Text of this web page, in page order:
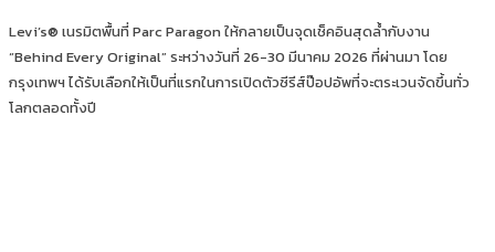
Levi’s® เนรมิตพื้นที่ Parc Paragon ให้กลายเป็นจุดเช็คอินสุดล้ำกับงาน
“Behind Every Original” ระหว่างวันที่ 26-30 มีนาคม 2026 ที่ผ่านมา โดย
กรุงเทพฯ ได้รับเลือกให้เป็นที่แรกในการเปิดตัวซีรีส์ป๊อปอัพที่จะตระเวนจัดขึ้นทั่ว
โลกตลอดทั้งปี